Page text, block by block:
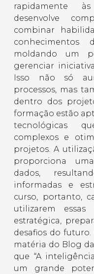
rapidamente
desenvolve
combinar
moldando um
gerenciar
Isso não só
processos, mas
dentro dos
formação estão
tecnológicas
complexos e
projetos. A
proporciona
dados,
informadas e
curso, portanto,
utilizarem essas
estratégica,
desafios do
matéria do Blog
que “A
um grande